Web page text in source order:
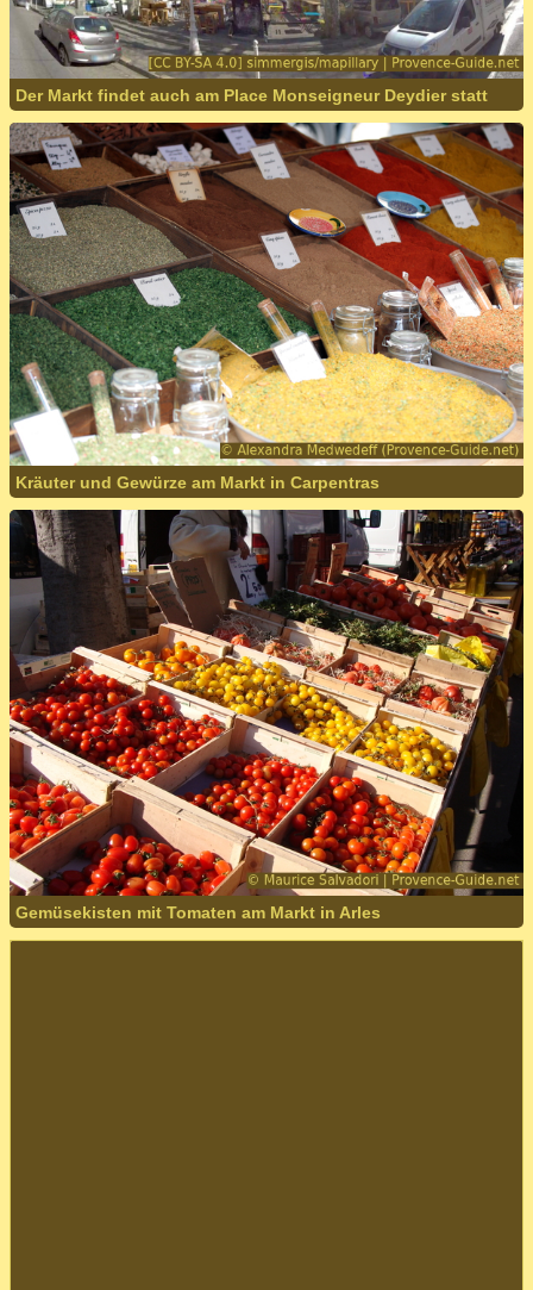
Der Markt findet auch am Place Monseigneur Deydier statt
Kräuter und Gewürze am Markt in Carpentras
Gemüsekisten mit Tomaten am Markt in Arles